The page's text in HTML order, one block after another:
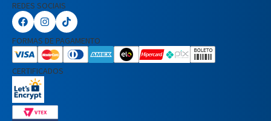
REDES SOCIAIS
FORMAS DE PAGAMENTO
CERTIFICADOS
Nome Completo